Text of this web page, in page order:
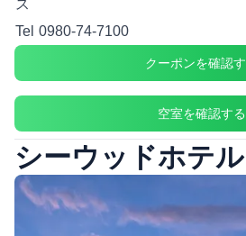
ス
Tel 0980-74-7100
クーポンを確認
空室を確認する
シーウッドホテ